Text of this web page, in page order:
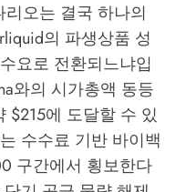
리오는 결국 하나의
의 파생상품 성
요로 전환되느냐입
와의 시가총액 동등
$215에 도달할 수 있
수수료 기반 바이백
구간에서 횡보한다